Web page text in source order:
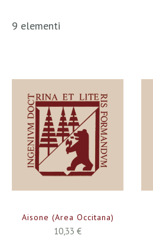
9 elementi
Aisone (Area Occitana)
10,33 €